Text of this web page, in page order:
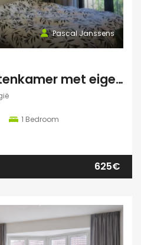
Pascal Janssens
Gezellige studentenkamer met eigen badkamer in Mechelen
1 Bedroom
625€